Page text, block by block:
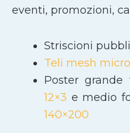
eventi, promozioni,
Striscioni
Teli mesh
Poster
12×3 e medio
140×200